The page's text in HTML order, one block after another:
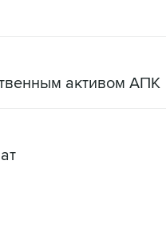
активом АПК